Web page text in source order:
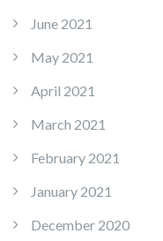
June 2021
May 2021
April 2021
March 2021
February 2021
January 2021
December 2020